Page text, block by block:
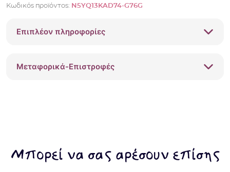
Guess
Μπλε
ποσότητα
Κωδικός προϊόντος: N5YQ13KAD74-G76G
Επιπλέον πληροφορίες
Μεταφορικά-Επιστροφές
Μπορεί να σας αρέσουν επίσης